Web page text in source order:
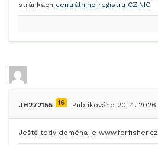
stránkách centrálního registru CZ.NIC.
JH272155 16 Publikováno 20. 4. 2026
Ještě tedy doména je www.forfisher.cz